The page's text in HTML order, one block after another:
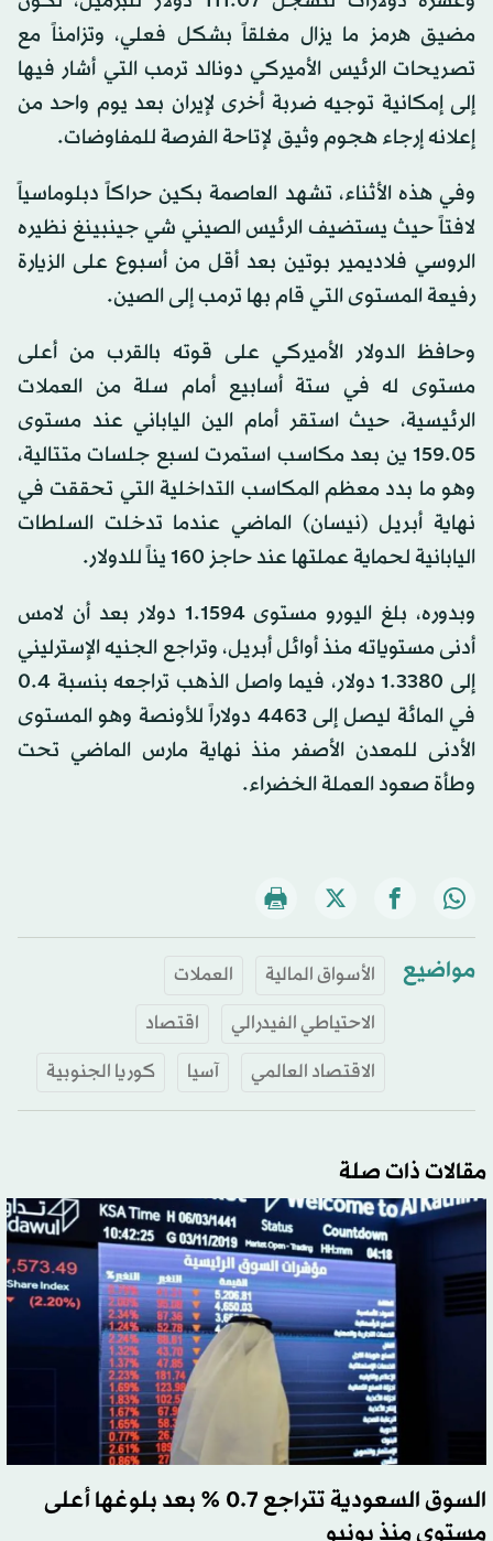
مضيق هرمز ما يزال مغلقاً بشكل فعلي، وتزامناً مع
تصريحات الرئيس الأميركي دونالد ترمب التي أشار فيها
إلى إمكانية توجيه ضربة أخرى لإيران بعد يوم واحد من
إعلانه إرجاء هجوم وثيق لإتاحة الفرصة للمفاوضات.
وفي هذه الأثناء، تشهد العاصمة بكين حراكاً دبلوماسياً
لافتاً حيث يستضيف الرئيس الصيني شي جينبينغ نظيره
الروسي فلاديمير بوتين بعد أقل من أسبوع على الزيارة
رفيعة المستوى التي قام بها ترمب إلى الصين.
وحافظ الدولار الأميركي على قوته بالقرب من أعلى
مستوى له في ستة أسابيع أمام سلة من العملات
الرئيسية، حيث استقر أمام الين الياباني عند مستوى
159.05 ين بعد مكاسب استمرت لسبع جلسات متتالية،
وهو ما بدد معظم المكاسب التداخلية التي تحققت في
نهاية أبريل (نيسان) الماضي عندما تدخلت السلطات
اليابانية لحماية عملتها عند حاجز 160 يناً للدولار.
وبدوره، بلغ اليورو مستوى 1.1594 دولار بعد أن لامس
أدنى مستوياته منذ أوائل أبريل، وتراجع الجنيه الإسترليني
إلى 1.3380 دولار، فيما واصل الذهب تراجعه بنسبة 0.4
في المائة ليصل إلى 4463 دولاراً للأونصة وهو المستوى
الأدنى للمعدن الأصفر منذ نهاية مارس الماضي تحت
وطأة صعود العملة الخضراء.
مواضيع الأسواق المالية
العملات
الاحتياطي الفيدرالي
اقتصاد
الاقتصاد العالمي
آسيا كوريا الجنوبية
مقالات ذات صلة
السوق السعودية تتراجع 0.7 % بعد بلوغها أعلى
مستوى منذ يونيو